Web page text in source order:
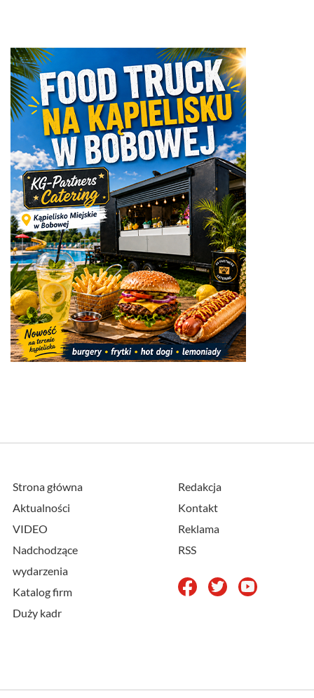
Strona główna
Aktualności
VIDEO
Nadchodzące
wydarzenia
Katalog firm
Duży kadr
Redakcja
Kontakt
Reklama
RSS